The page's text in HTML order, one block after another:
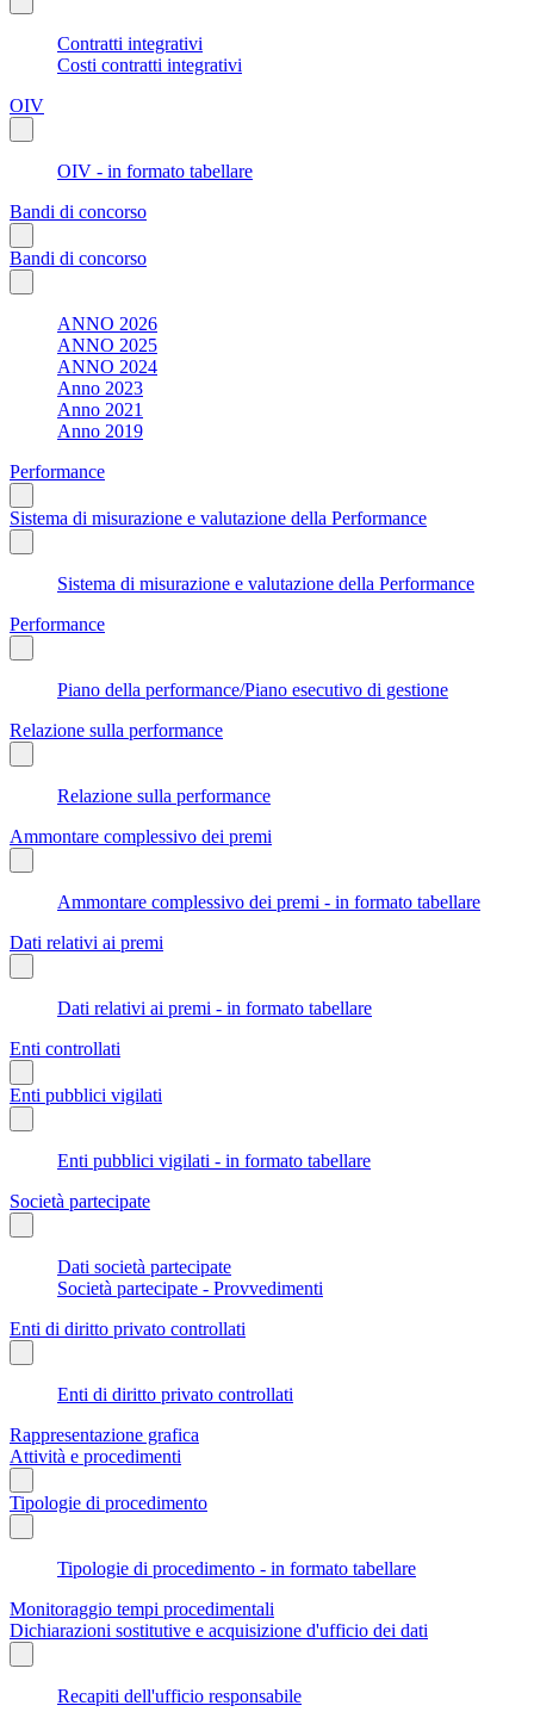
Contratti integrativi
Costi contratti integrativi
OIV
OIV - in formato tabellare
Bandi di concorso
Bandi di concorso
ANNO 2026
ANNO 2025
ANNO 2024
Anno 2023
Anno 2021
Anno 2019
Performance
Sistema di misurazione e valutazione della Performance
Sistema di misurazione e valutazione della Performance
Performance
Piano della performance/Piano esecutivo di gestione
Relazione sulla performance
Relazione sulla performance
Ammontare complessivo dei premi
Ammontare complessivo dei premi - in formato tabellare
Dati relativi ai premi
Dati relativi ai premi - in formato tabellare
Enti controllati
Enti pubblici vigilati
Enti pubblici vigilati - in formato tabellare
Società partecipate
Dati società partecipate
Società partecipate - Provvedimenti
Enti di diritto privato controllati
Enti di diritto privato controllati
Rappresentazione grafica
Attività e procedimenti
Tipologie di procedimento
Tipologie di procedimento - in formato tabellare
Monitoraggio tempi procedimentali
Dichiarazioni sostitutive e acquisizione d'ufficio dei dati
Recapiti dell'ufficio responsabile